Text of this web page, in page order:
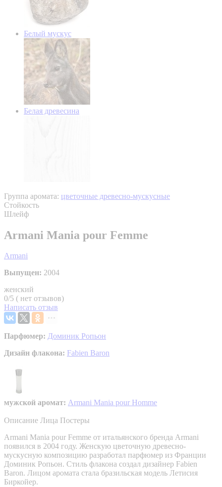
Белый мускус
Белая древесина
Группа аромата: цветочные древесно-мускусные
Стойкость
Шлейф
Armani Mania pour Femme
Armani
Выпущен: 2004
женский
0/5 ( нет отзывов)
Написать отзыв
Парфюмер: Доминик Ропьон
Дизайн флакона: Fabien Baron
мужской аромат: Armani Mania pour Homme
Описание Лица Постеры
Armani Mania pour Femme от итальянского бренда Armani
появился в 2004 году. Женскую цветочную древесно-
мускусную композицию разработал парфюмер из Франции
Доминик Ропьон. Стиль флакона создал дизайнер Fabien
Baron. Лицом аромата стала бразильская модель Летисия
Биркойер.